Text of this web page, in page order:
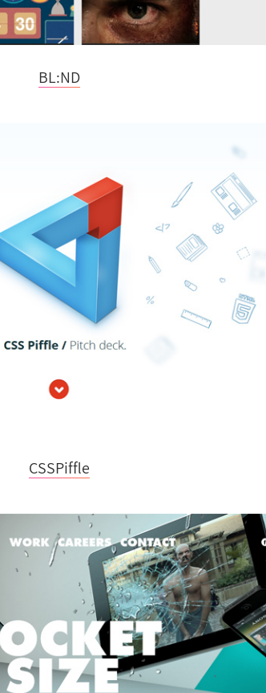
BL:ND
CSSPiffle